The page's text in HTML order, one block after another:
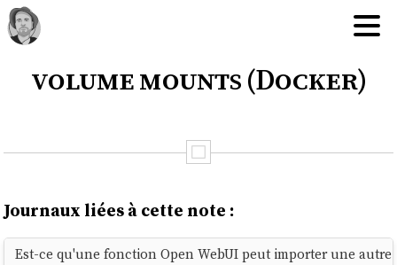
volume mounts (Docker)
Journaux liées à cette note :
Est-ce qu'une fonction Open WebUI peut importer une autre